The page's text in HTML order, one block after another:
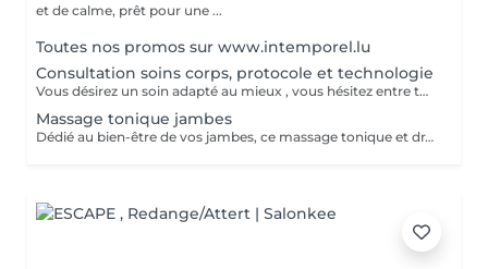
et de calme, prêt pour une ...
Toutes nos promos sur www.intemporel.lu
Consultation soins corps, protocole et technologie
Vous désirez un soin adapté au mieux , vous hésitez entre toutes nos techniques , machines et protocoles divers. Nous avons donc mis en place ce moment privilégié avec une esthéticienne , qui vous écoutera et répondra à vos attentes en vous conseillant au mieux . Les 25€ de la consultation vous seront déduits de votre soin si vous prenez rdv .
Massage tonique jambes
Dédié au bien-être de vos jambes, ce massage tonique et drainant vous procure une délicieuse sensation de légèreté.